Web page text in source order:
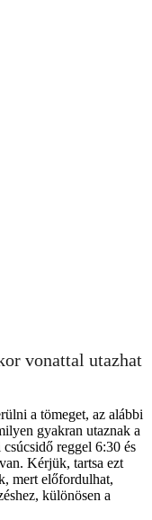
vonattal utazhat
a tömeget, az alábbi
gyakran utaznak a
reggel 6:30 és
Kérjük, tartsa ezt
mert előfordulhat,
különösen a